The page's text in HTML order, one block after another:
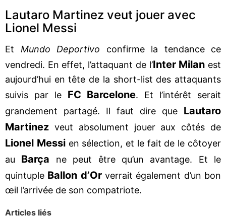
Lautaro Martinez veut jouer avec
Lionel Messi
Et Mundo Deportivo confirme la tendance ce
vendredi. En effet, l’attaquant de l’Inter Milan est
aujourd’hui en tête de la short-list des attaquants
suivis par le FC Barcelone. Et l’intérêt serait
grandement partagé. Il faut dire que Lautaro
Martinez veut absolument jouer aux côtés de
Lionel Messien sélection, et le fait de le côtoyer
au Barça ne peut être qu’un avantage. Et le
quintuple Ballon d’Orverrait également d’un bon
œil l’arrivée de son compatriote.
Articles liés